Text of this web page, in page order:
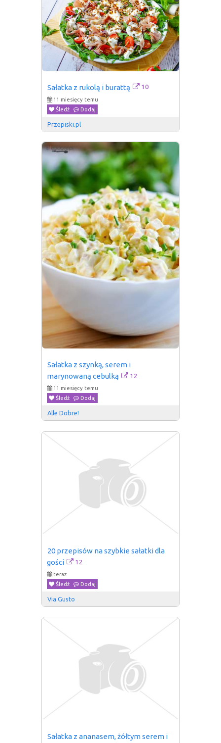
Sałatka z rukolą i burattą 10
11 miesięcy temu
Śledź
Dodaj
Przepiski.pl
Sałatka z szynką, serem i
marynowaną cebulką
12
11 miesięcy temu
Śledź
Dodaj
Alle Dobre!
20 przepisów na szybkie sałatki dla
gości
12
teraz
Śledź
Dodaj
Via Gusto
Sałatka z ananasem, żółtym serem i